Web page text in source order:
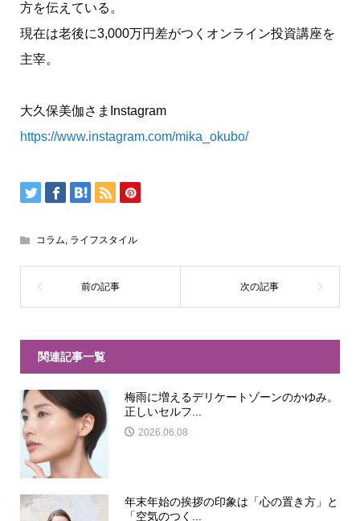
方を伝えている。
現在は老後に3,000万円差がつくオンライン投資講座を
主宰。
大久保美伽さまInstagram
https://www.instagram.com/mika_okubo/
コラム, ライフスタイル
関連記事一覧
梅雨に増えるデリケートゾーンのかゆみ。
正しいセルフ...
2026.06.08
年末年始の挨拶の印象は「心の置き方」と
「空気のつく...